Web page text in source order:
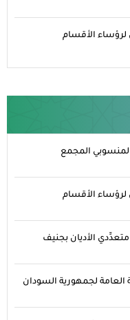
لرؤساء الأقسام
لمنسوبي المجمع
لرؤساء الأقسام
الأديان بجنيف
العامة لجمهورية السودان